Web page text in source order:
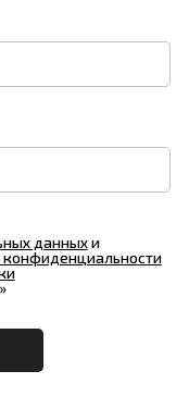
данныхи
конфиденциальности